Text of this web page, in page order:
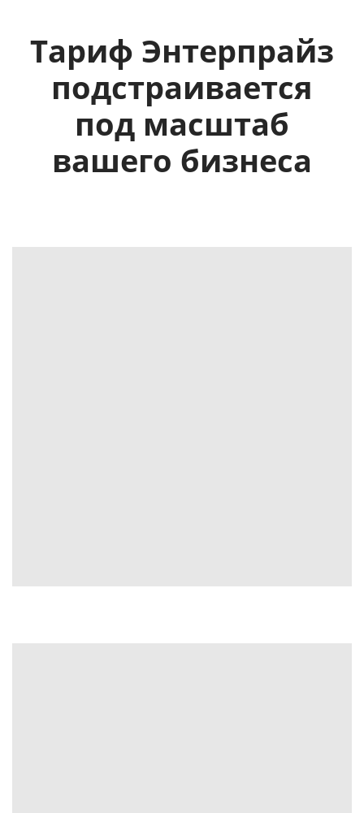
Тариф Энтерпрайз
подстраивается
под масштаб
вашего бизнеса